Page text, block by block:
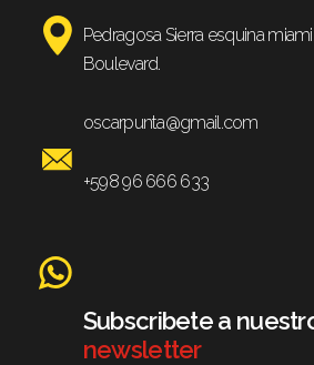
Pedragosa Sierra esquina
Boulevard.
oscarpunta@gmail.com
+598 96 666 633
Subscribete a
newsletter